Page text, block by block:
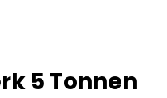
5 Tonnen